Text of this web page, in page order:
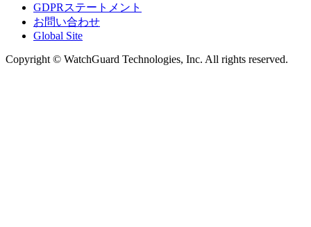
GDPRステートメント
お問い合わせ
Global Site
Copyright © WatchGuard Technologies, Inc. All rights reserved.